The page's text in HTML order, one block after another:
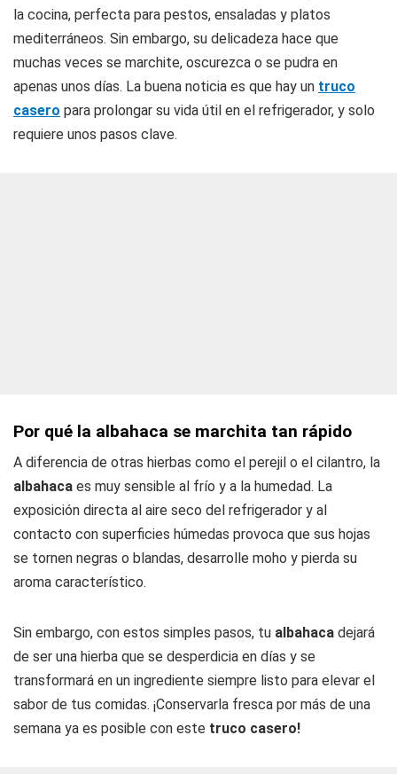
la cocina, perfecta para pestos, ensaladas y platos
mediterráneos. Sin embargo, su delicadeza hace que
muchas veces se marchite, oscurezca o se pudra en
apenas unos días. La buena noticia es que hay un truco
casero para prolongar su vida útil en el refrigerador, y solo
requiere unos pasos clave.
Por qué la albahaca se marchita tan rápido
A diferencia de otras hierbas como el perejil o el cilantro, la
albahaca es muy sensible al frío y a la humedad. La
exposición directa al aire seco del refrigerador y al
contacto con superficies húmedas provoca que sus hojas
se tornen negras o blandas, desarrolle moho y pierda su
aroma característico.
Sin embargo, con estos simples pasos, tu albahaca dejará
de ser una hierba que se desperdicia en días y se
transformará en un ingrediente siempre listo para elevar el
sabor de tus comidas. ¡Conservarla fresca por más de una
semana ya es posible con este truco casero!